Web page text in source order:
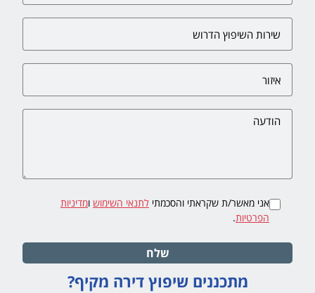
אני מאשר/ת שקראתי והסכמתי לתנאי השימוש ומדיניות
הפרטיות.
שלח
מתכננים שיפוץ דירה מקיף?